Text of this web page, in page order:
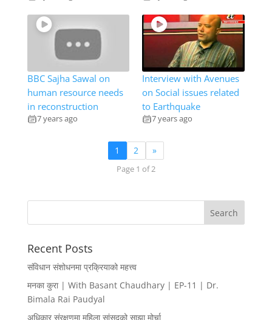
BBC Sajha Sawal on
human resource needs
in reconstruction
7 years ago
Interview with Avenues
on Social issues related
to Earthquake
7 years ago
1 2 »
Page 1 of 2
Recent Posts
संविधान संशोधनमा प्रक्रियाको महत्त्व
मनका कुरा | With Basant Chaudhary | EP-11 | Dr.
Bimala Rai Paudyal
अधिकार संरक्षणमा महिला सांसदको साझा मोर्चा